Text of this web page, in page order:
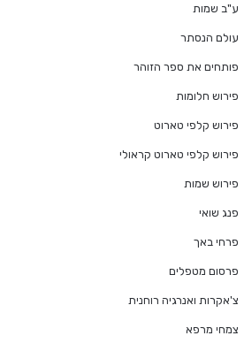
ע"ב שמות
עולם הנסתר
פותחים את ספר הזוהר
פירוש חלומות
פירוש קלפי טארוט
פירוש קלפי טארוט קראולי
פירוש שמות
פנג שואי
פרחי באך
פרסום מטפלים
צ'אקרות ואנרגיה רוחנית
צמחי מרפא